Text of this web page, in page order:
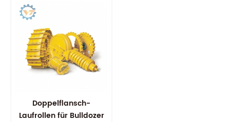
Doppelflansch-
Laufrollen für Bulldozer